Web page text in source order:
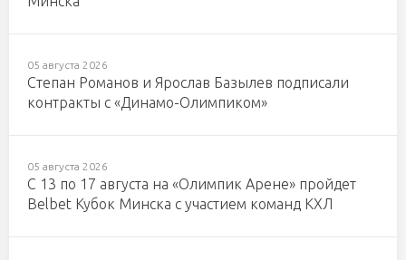
05 августа 2026
Степан Романов и Ярослав Базылев подписали
контракты с «Динамо-Олимпиком»
05 августа 2026
С 13 по 17 августа на «Олимпик Арене» пройдет
Belbet Кубок Минска с участием команд КХЛ